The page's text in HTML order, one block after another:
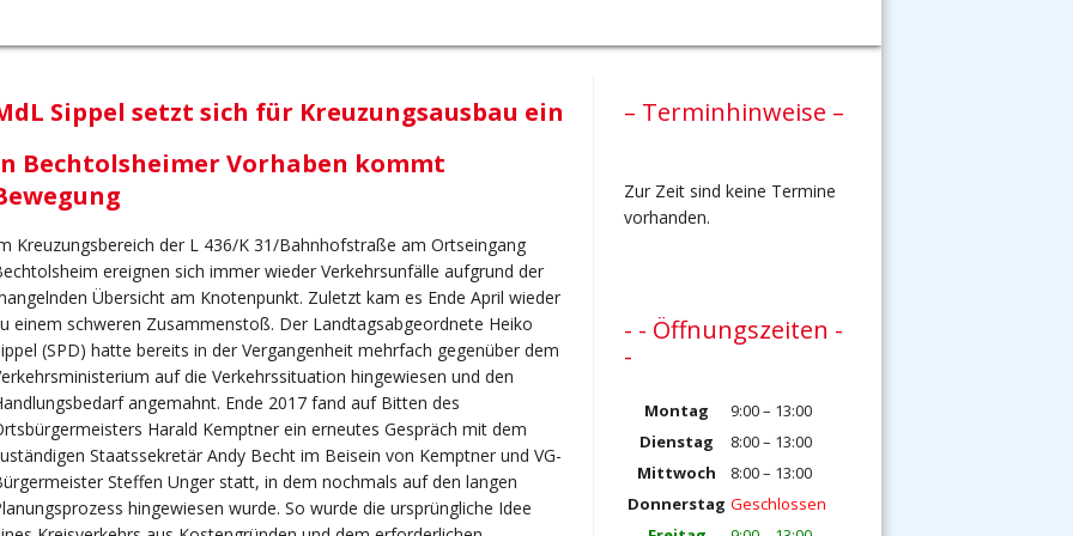
Sippel setzt sich für Kreuzungsausbau ein
Bechtolsheimer Vorhaben kommt
Kreuzungsbereich der L 436/K 31/Bahnhofstraße am Ortseingang
ereignen sich immer wieder Verkehrsunfälle aufgrund der
Übersicht am Knotenpunkt. Zuletzt kam es Ende April wieder
einem schweren Zusammenstoß. Der Landtagsabgeordnete Heiko
(SPD) hatte bereits in der Vergangenheit mehrfach gegenüber dem
auf die Verkehrssituation hingewiesen und den
angemahnt. Ende 2017 fand auf Bitten des
Harald Kemptner ein erneutes Gespräch mit dem
Staatssekretär Andy Becht im Beisein von Kemptner und VG-
Steffen Unger statt, in dem nochmals auf den langen
hingewiesen wurde. So wurde die ursprüngliche Idee
– Terminhinweise –
Zur Zeit sind keine Termine
vorhanden.
- - Öffnungszeiten -
-
Montag
9:00 – 13:00
Dienstag
8:00 – 13:00
Mittwoch
8:00 – 13:00
Donnerstag Geschlossen